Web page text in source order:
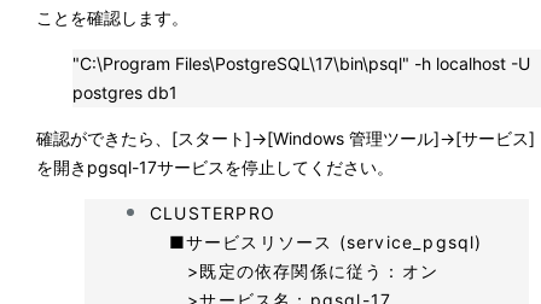
ことを確認します。
"C:\Program Files\PostgreSQL\17\bin\psql" -h localhost -U
postgres db1
確認ができたら、[スタート]→[Windows 管理ツール]→[サービス]
を開きpgsql-17サービスを停止してください。
CLUSTERPRO
■サービスリソース (service_pgsql)
>既定の依存関係に従う：オン
>サービス名：pgsql-17